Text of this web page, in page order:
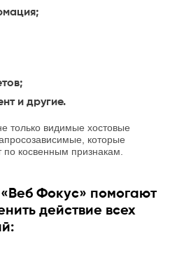
и другие.
только видимые хостовые
которые
косвенным признакам.
Фокус» помогают
действие всех